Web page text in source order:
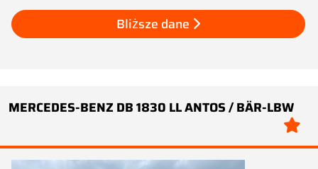
Bliższe dane
MERCEDES-BENZ DB 1830 LL ANTOS / BÄR-LBW